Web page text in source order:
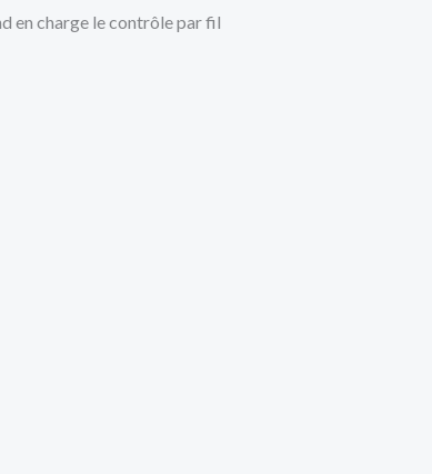
en charge le contrôle par fil